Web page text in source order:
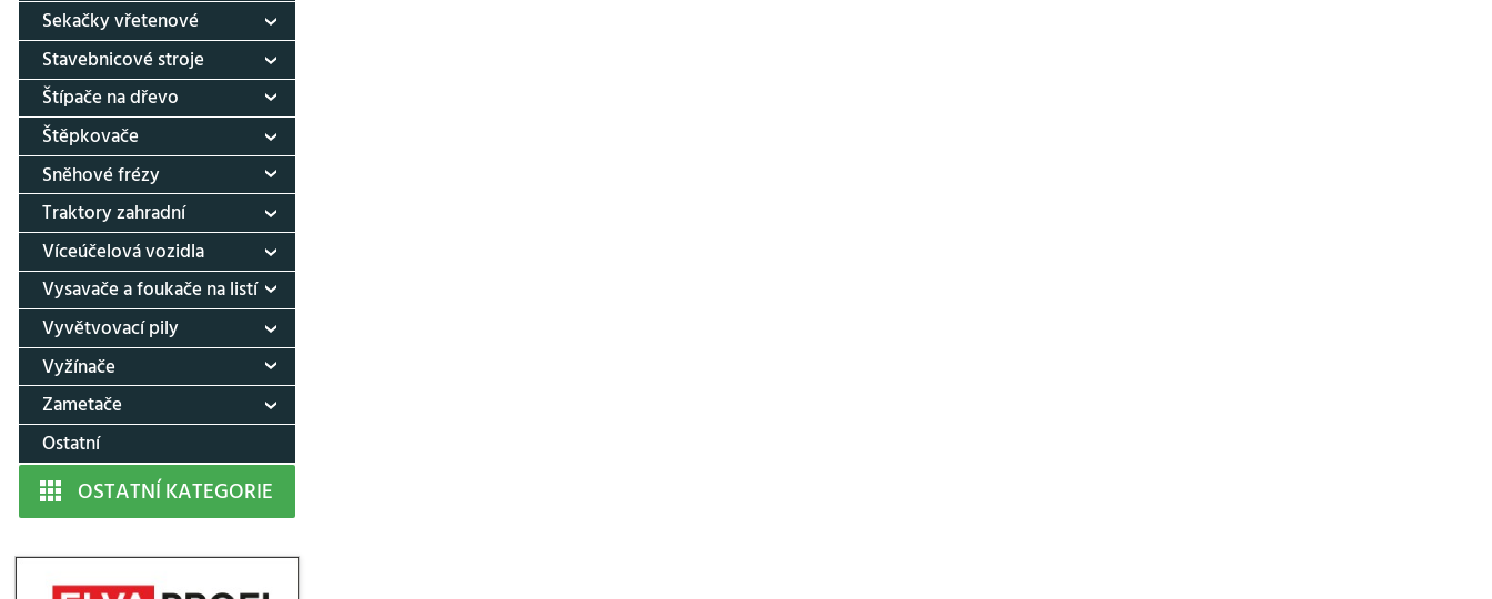
Sekačky vřetenové
Stavebnicové stroje
Štípače na dřevo
Štěpkovače
Sněhové frézy
Traktory zahradní
Víceúčelová vozidla
Vysavače a foukače na listí
Vyvětvovací pily
Vyžínače
Zametače
Ostatní
OSTATNÍ KATEGORIE